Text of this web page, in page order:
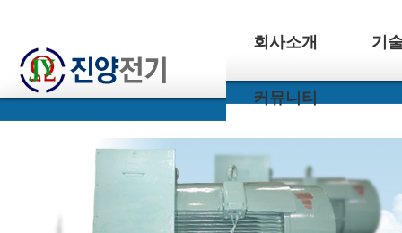
회사소개 기
커뮤니티